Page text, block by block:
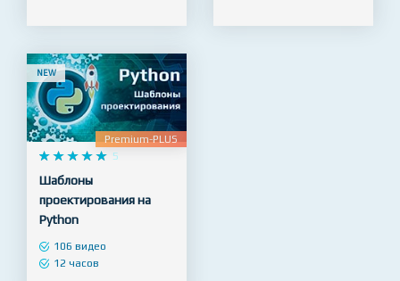
NEW
Premium-PLUS
    
     5
Шаблоны
проектирования на
Python
106 видео
12 часов